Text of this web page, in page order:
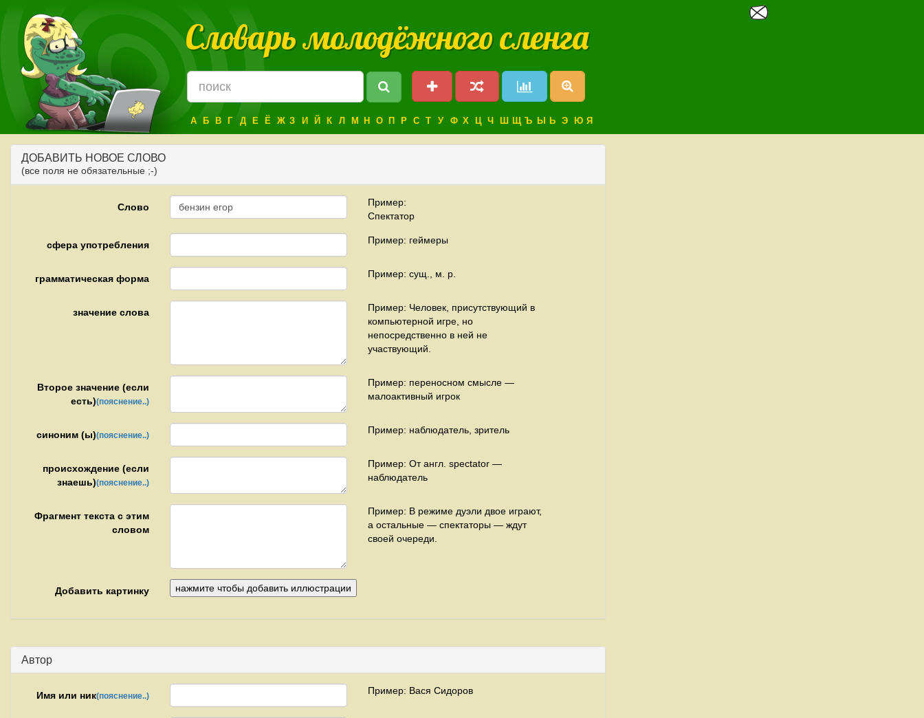
Словарь молодёжного сленга
А Б В Г Д Е Ё Ж З И Й К Л М Н О П Р С Т У Ф Х Ц Ч Ш Щ Ъ Ы Ь Э Ю Я
ДОБАВИТЬ НОВОЕ СЛОВО
(все поля не обязательные ;-)
Слово
Пример:
Спектатор
сфера употребления Пример: геймеры
грамматическая форма Пример: сущ., м. р.
значение слова
Пример: Человек, присутствующий в
компьютерной игре, но
непосредственно в ней не
участвующий.
Второе значение (если
есть)(пояснение..)
Пример: переносном смысле —
малоактивный игрок
синоним (ы)(пояснение..) Пример: наблюдатель, зритель
происхождение (если
знаешь)(пояснение..)
Пример: От англ. spectator —
наблюдатель
Фрагмент текста с этим
словом
Пример: В режиме дуэли двое играют,
а остальные — спектаторы — ждут
своей очереди.
Добавить картинку
Автор
Имя или ник(пояснение..) Пример: Вася Сидоров